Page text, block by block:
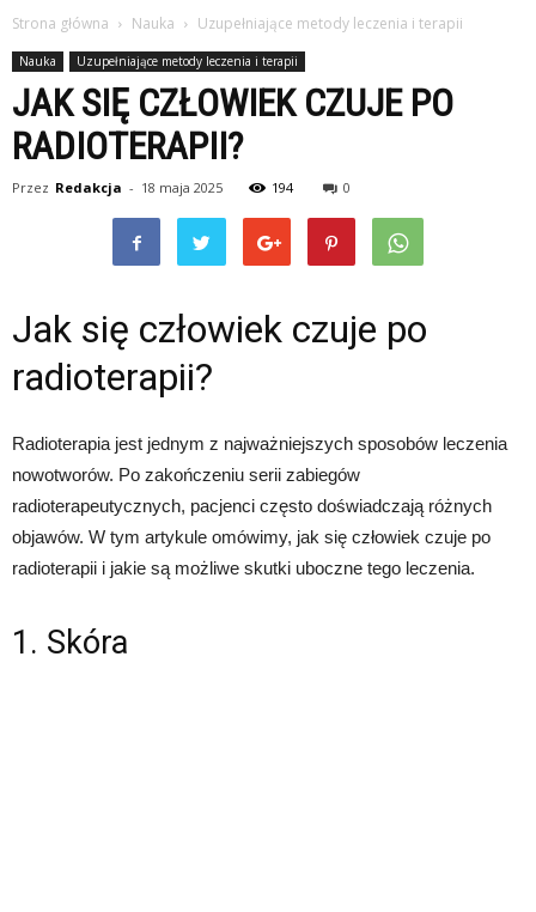
Strona główna Nauka Uzupełniające metody leczenia i terapii
Nauka Uzupełniające metody leczenia i terapii
JAK SIĘ CZŁOWIEK CZUJE PO
RADIOTERAPII?
Przez Redakcja - 18 maja 2025 194 0
Jak się człowiek czuje po
radioterapii?
Radioterapia jest jednym z najważniejszych sposobów leczenia
nowotworów. Po zakończeniu serii zabiegów
radioterapeutycznych, pacjenci często doświadczają różnych
objawów. W tym artykule omówimy, jak się człowiek czuje po
radioterapii i jakie są możliwe skutki uboczne tego leczenia.
1. Skóra